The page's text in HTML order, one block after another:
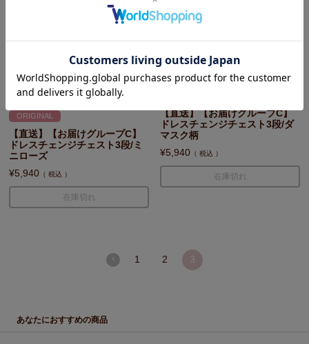
ORIGINAL
【直送】【お届けグループC】
ドレスチェンジチェスト3段/ミ
ニローズ
¥5,940 税込
在庫切れ
【直送】【お届けグループC】
ドレスチェンジチェスト3段/ダ
マスク柄
¥5,940 税込
在庫切れ
1 2 3
あなたにおすすめの商品